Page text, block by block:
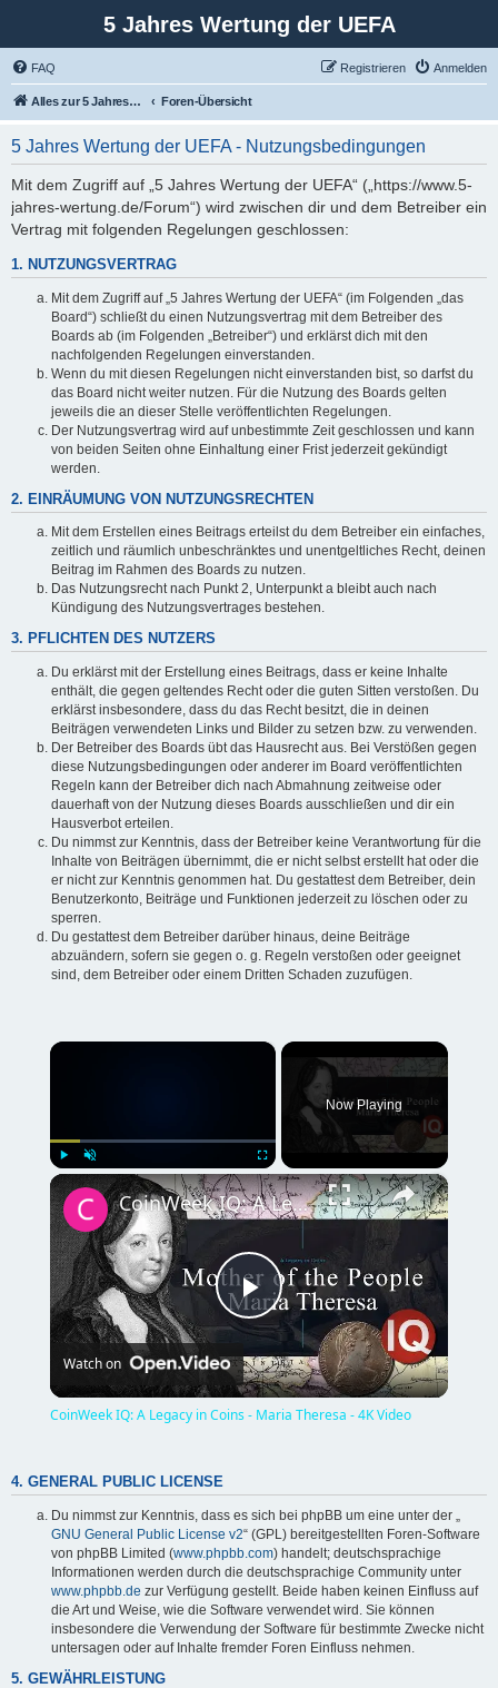
5 Jahres Wertung der UEFA
FAQ Anmelden
Registrieren
Alles zur 5 Jahreswertung / Tabelle der UEFA mit vielen Statistiken. Foren-Übersicht
5 Jahres Wertung der UEFA - Nutzungsbedingungen
Mit dem Zugriff auf „5 Jahres Wertung der UEFA“ („https://www.5-
jahres-wertung.de/Forum“) wird zwischen dir und dem Betreiber ein
Vertrag mit folgenden Regelungen geschlossen:
1. NUTZUNGSVERTRAG
Mit dem Zugriff auf „5 Jahres Wertung der UEFA“ (im Folgenden „das
Board“) schließt du einen Nutzungsvertrag mit dem Betreiber des
Boards ab (im Folgenden „Betreiber“) und erklärst dich mit den
nachfolgenden Regelungen einverstanden.
Wenn du mit diesen Regelungen nicht einverstanden bist, so darfst du
das Board nicht weiter nutzen. Für die Nutzung des Boards gelten
jeweils die an dieser Stelle veröffentlichten Regelungen.
Der Nutzungsvertrag wird auf unbestimmte Zeit geschlossen und kann
von beiden Seiten ohne Einhaltung einer Frist jederzeit gekündigt
werden.
2. EINRÄUMUNG VON NUTZUNGSRECHTEN
Mit dem Erstellen eines Beitrags erteilst du dem Betreiber ein einfaches,
zeitlich und räumlich unbeschränktes und unentgeltliches Recht, deinen
Beitrag im Rahmen des Boards zu nutzen.
Das Nutzungsrecht nach Punkt 2, Unterpunkt a bleibt auch nach
Kündigung des Nutzungsvertrages bestehen.
3. PFLICHTEN DES NUTZERS
Du erklärst mit der Erstellung eines Beitrags, dass er keine Inhalte
enthält, die gegen geltendes Recht oder die guten Sitten verstoßen. Du
erklärst insbesondere, dass du das Recht besitzt, die in deinen
Beiträgen verwendeten Links und Bilder zu setzen bzw. zu verwenden.
Der Betreiber des Boards übt das Hausrecht aus. Bei Verstößen gegen
diese Nutzungsbedingungen oder anderer im Board veröffentlichten
Regeln kann der Betreiber dich nach Abmahnung zeitweise oder
dauerhaft von der Nutzung dieses Boards ausschließen und dir ein
Hausverbot erteilen.
Du nimmst zur Kenntnis, dass der Betreiber keine Verantwortung für die
Inhalte von Beiträgen übernimmt, die er nicht selbst erstellt hat oder die
er nicht zur Kenntnis genommen hat. Du gestattest dem Betreiber, dein
Benutzerkonto, Beiträge und Funktionen jederzeit zu löschen oder zu
sperren.
Du gestattest dem Betreiber darüber hinaus, deine Beiträge
abzuändern, sofern sie gegen o. g. Regeln verstoßen oder geeignet
sind, dem Betreiber oder einem Dritten Schaden zuzufügen.
×
Fullscreen
Now Playing
×
P
l
y
V
i
CoinWeek IQ: A Legacy in Coins - Maria Theresa - 4K Video
Watch on
CoinWeek IQ: A Legacy in Coins - Maria Theresa - 4K Video
4. GENERAL PUBLIC LICENSE
Du nimmst zur Kenntnis, dass es sich bei phpBB um eine unter der „
GNU General Public License v2“ (GPL) bereitgestellten Foren-Software
von phpBB Limited (www.phpbb.com) handelt; deutschsprachige
Informationen werden durch die deutschsprachige Community unter
www.phpbb.de zur Verfügung gestellt. Beide haben keinen Einfluss auf
die Art und Weise, wie die Software verwendet wird. Sie können
insbesondere die Verwendung der Software für bestimmte Zwecke nicht
untersagen oder auf Inhalte fremder Foren Einfluss nehmen.
5. GEWÄHRLEISTUNG